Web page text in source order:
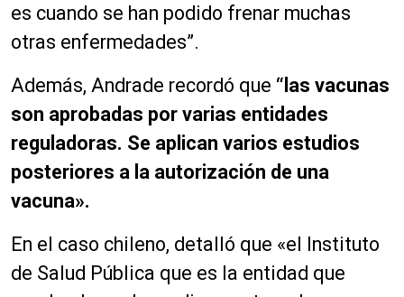
es cuando se han podido frenar muchas
otras enfermedades”.
Además, Andrade recordó que “las vacunas
son aprobadas por varias entidades
reguladoras. Se aplican varios estudios
posteriores a la autorización de una
vacuna».
En el caso chileno, detalló que «el Instituto
de Salud Pública que es la entidad que